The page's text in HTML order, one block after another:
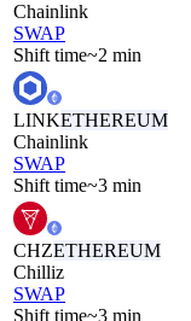
Chainlink
SWAP
Shift time~2 min
LINKETHEREUM
Chainlink
SWAP
Shift time~3 min
CHZETHEREUM
Chilliz
SWAP
Shift time~3 min